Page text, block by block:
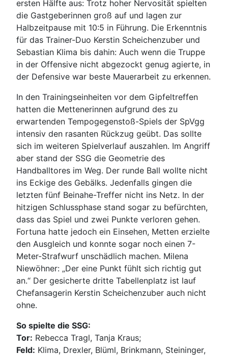
ersten Hälfte aus: Trotz hoher Nervosität spielten
die Gastgeberinnen groß auf und lagen zur
Halbzeitpause mit 10:5 in Führung. Die Erkenntnis
für das Trainer-Duo Kerstin Scheichenzuber und
Sebastian Klima bis dahin: Auch wenn die Truppe
in der Offensive nicht abgezockt genug agierte, in
der Defensive war beste Mauerarbeit zu erkennen.
In den Trainingseinheiten vor dem Gipfeltreffen
hatten die Mettenerinnen aufgrund des zu
erwartenden Tempogegenstoß-Spiels der SpVgg
intensiv den rasanten Rückzug geübt. Das sollte
sich im weiteren Spielverlauf auszahlen. Im Angriff
aber stand der SSG die Geometrie des
Handballtores im Weg. Der runde Ball wollte nicht
ins Eckige des Gebälks. Jedenfalls gingen die
letzten fünf Beinahe-Treffer nicht ins Netz. In der
hitzigen Schlussphase stand sogar zu befürchten,
dass das Spiel und zwei Punkte verloren gehen.
Fortuna hatte jedoch ein Einsehen, Metten erzielte
den Ausgleich und konnte sogar noch einen 7-
Meter-Strafwurf unschädlich machen. Milena
Niewöhner: „Der eine Punkt fühlt sich richtig gut
an.“ Der gesicherte dritte Tabellenplatz ist lauf
Chefansagerin Kerstin Scheichenzuber auch nicht
ohne.
So spielte die SSG:
Tor: Rebecca Tragl, Tanja Kraus;
Feld: Klima, Drexler, Blüml, Brinkmann, Steininger,